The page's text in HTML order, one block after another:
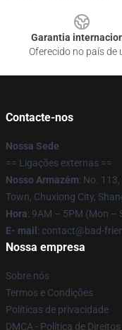
Garantia
Oferecido no país de
Contacte-nos
Nossa Sede
== Ligações externas ==
Nosso Armazém: No.
Town, Chuxiong City,
Hora: 9AM – 5PM (Mon –
E- mail : contact@bad-
Nossa empresa
Sobre nós
Termos e Condições
Políticas de privacidade
DMCA - Política de